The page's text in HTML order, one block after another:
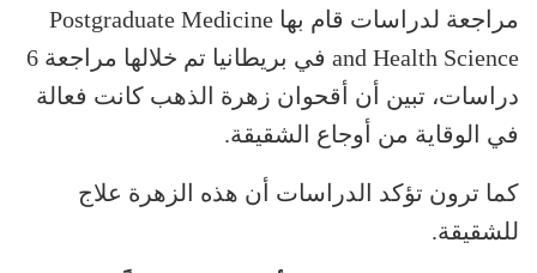
مراجعة لدراسات قام بها Postgraduate Medicine
and Health Science في بريطانيا تم خلالها مراجعة 6
دراسات، تبين أن أقحوان زهرة الذهب كانت فعالة
في الوقاية من أوجاع الشقيقة.
كما ترون تؤكد الدراسات أن هذه الزهرة علاج
للشقيقة.